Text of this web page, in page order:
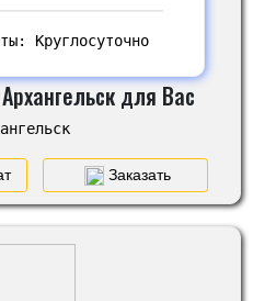
Круглосуточно
для Вас
Заказать